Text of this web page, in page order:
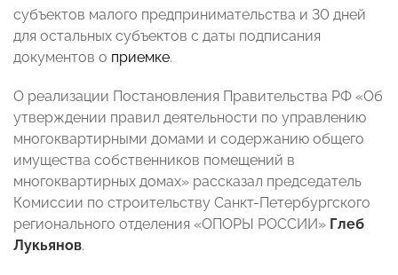
субъектов малого предпринимательства и 30 дней
для остальных субъектов с даты подписания
документов о приемке.
О реализации Постановления Правительства РФ «Об
утверждении правил деятельности по управлению
многоквартирными домами и содержанию общего
имущества собственников помещений в
многоквартирных домах» рассказал председатель
Комиссии по строительству Санкт-Петербургского
регионального отделения «ОПОРЫ РОССИИ» Глеб
Лукьянов.